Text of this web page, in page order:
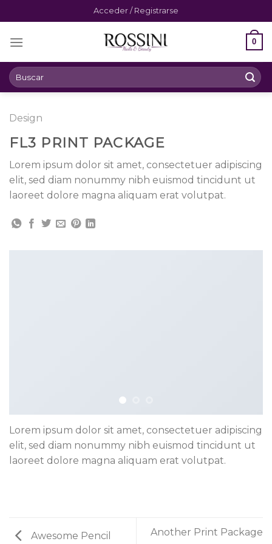
to
content
Acceder / Registrarse
0
Buscar
por:
Design
FL3 PRINT PACKAGE
Lorem ipsum dolor sit amet, consectetuer adipiscing
elit, sed diam nonummy nibh euismod tincidunt ut
laoreet dolore magna aliquam erat volutpat.
Lorem ipsum dolor sit amet, consectetuer adipiscing
elit, sed diam nonummy nibh euismod tincidunt ut
laoreet dolore magna aliquam erat volutpat.
Awesome Pencil Another Print Package